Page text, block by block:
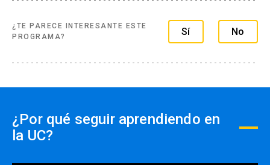
¿TE PARECE INTERESANTE ESTE
PROGRAMA?
Sí No
¿Por qué seguir aprendiendo en
la UC?